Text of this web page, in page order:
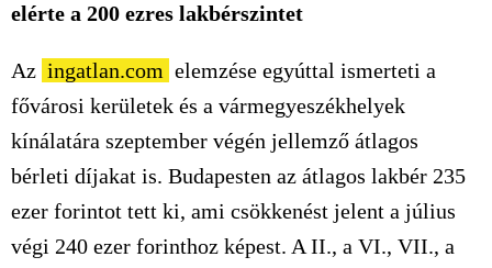
elérte a 200 ezres lakbérszintet
Az ingatlan.com elemzése egyúttal ismerteti a
fővárosi kerületek és a vármegyeszékhelyek
kínálatára szeptember végén jellemző átlagos
bérleti díjakat is. Budapesten az átlagos lakbér 235
ezer forintot tett ki, ami csökkenést jelent a július
végi 240 ezer forinthoz képest. A II., a VI., VII., a